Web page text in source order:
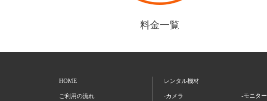
料金一覧
HOME
ご利用の流れ
レンタル機材
-カメラ -モニター